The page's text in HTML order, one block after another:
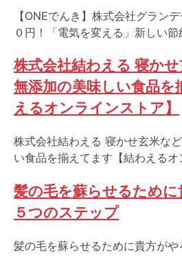
【ONEでんき】株式会社グラン
０円！「電気を変える」新しい節
株式会社結わえる 寝かせ
無添加の美味しい食品を
えるオンラインストア】
株式会社結わえる 寝かせ玄米な
い食品を揃えてます【結わえるオ
髪の毛を蘇らせるために
５つのステップ
髪の毛を蘇らせるために貴方が